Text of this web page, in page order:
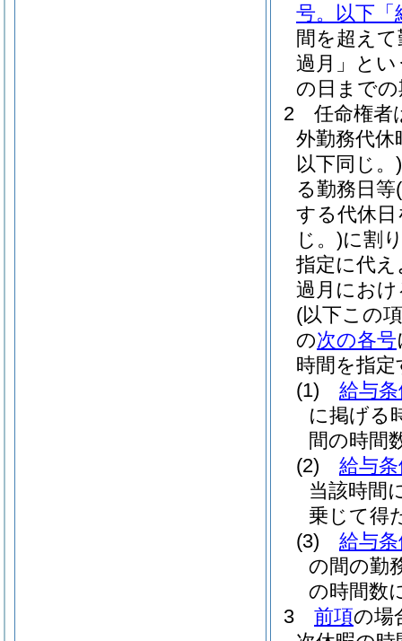
号。以下「
間を超え
過月」とい
の日まで
2
任命権者
外勤務代休
以下同じ。)
る勤務日等
する代休
じ。)に割
指定に代
過月におけ
(以下この
の次の各号
時間を指
(1)
給与
に掲げる
間の時間
(2)
給与
当該時間
乗じて得
(3)
給与
の間の勤
の時間数
3
前項の場